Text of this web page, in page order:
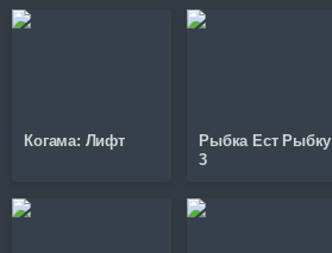
Когама: Лифт
Рыбка Ест Рыбку
3